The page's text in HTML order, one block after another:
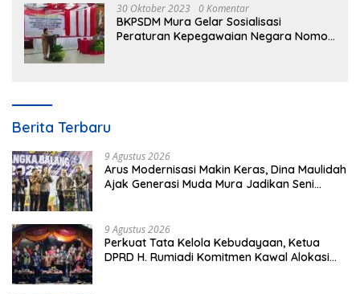
30 Oktober 2023 0 Komentar
BKPSDM Mura Gelar Sosialisasi
Peraturan Kepegawaian Negara Nomor
Berita Terbaru
9 Agustus 2026
Arus Modernisasi Makin Keras, Dina Maulidah
Ajak Generasi Muda Mura Jadikan Seni
9 Agustus 2026
Perkuat Tata Kelola Kebudayaan, Ketua
DPRD H. Rumiadi Komitmen Kawal Alokasi